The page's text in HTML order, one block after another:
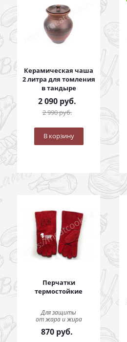
Керамическая чаша
2 литра для томления
в тандыре
2 090руб.
2 990руб.
В корзину
Перчатки
термостойкие
Для защиты
от жара и жира
870 руб.